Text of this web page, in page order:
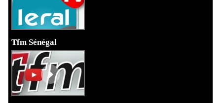
Tfm Sénégal